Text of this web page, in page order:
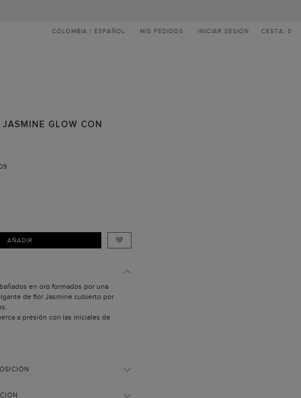
COLOMBIA | ESPAÑOL MIS PEDIDOS INICIAR SESIÓN CESTA: 0
JASMINE GLOW CON
AÑADIR
en oro formados por una
de flor Jasmine cubierto por
a presión con las iniciales de